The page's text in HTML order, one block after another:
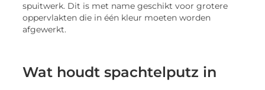
spuitwerk. Dit is met name geschikt voor grotere
oppervlakten die in één kleur moeten worden
afgewerkt.
Wat houdt spachtelputz in